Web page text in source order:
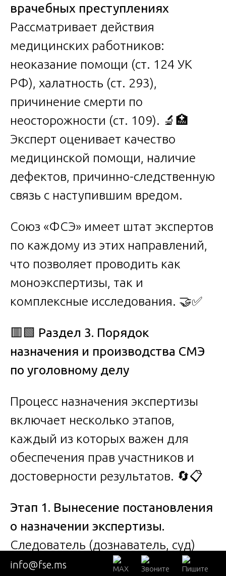
врачебных преступлениях
Рассматривает действия
медицинских работников:
неоказание помощи (ст. 124 УК
РФ), халатность (ст. 293),
причинение смерти по
неосторожности (ст. 109). 🔬🏥
Эксперт оценивает качество
медицинской помощи, наличие
дефектов, причинно-следственную
связь с наступившим вредом.
Союз «ФСЭ» имеет штат экспертов
по каждому из этих направлений,
что позволяет проводить как
моноэкспертизы, так и
комплексные исследования. 🤝✅
🟥🟩 Раздел 3. Порядок
назначения и производства СМЭ
по уголовному делу
Процесс назначения экспертизы
включает несколько этапов,
каждый из которых важен для
обеспечения прав участников и
достоверности результатов. 🔄📋
Этап 1. Вынесение постановления
о назначении экспертизы.
Следователь (дознаватель, суд)
выносит постановление, в котором
info@fse.ms